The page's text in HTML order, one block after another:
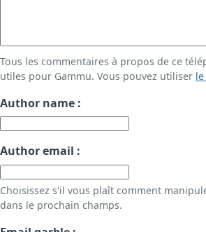
Tous les commentaires à propos de ce
utiles pour Gammu. Vous pouvez utiliser
Author name :
Author email :
Choisissez s'il vous plaît comment
dans le prochain champs.